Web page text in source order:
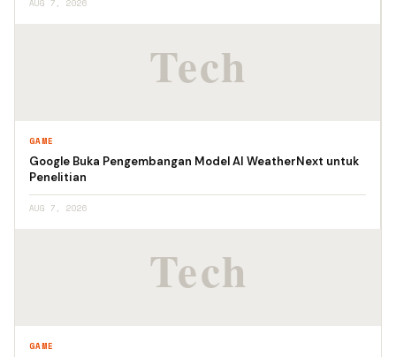
AUG 7, 2026
GAME
Google Buka Pengembangan Model AI WeatherNext untuk
Penelitian
AUG 7, 2026
GAME